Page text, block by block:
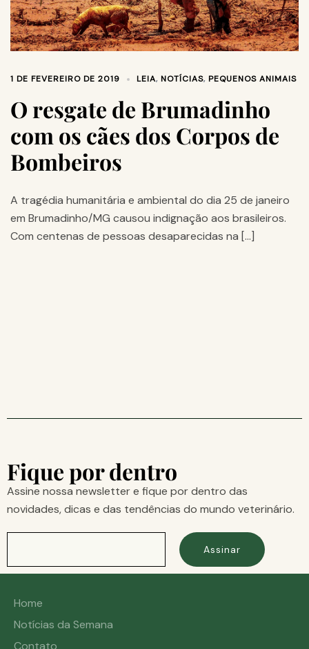
1 DE FEVEREIRO DE 2019 LEIA, NOTÍCIAS, PEQUENOS ANIMAIS
O resgate de Brumadinho
com os cães dos Corpos de
Bombeiros
A tragédia humanitária e ambiental do dia 25 de janeiro
em Brumadinho/MG causou indignação aos brasileiros.
Com centenas de pessoas desaparecidas na […]
Fique por dentro
Assine nossa newsletter e fique por dentro das
novidades, dicas e das tendências do mundo veterinário.
Assinar
Home
Notícias da Semana
Contato